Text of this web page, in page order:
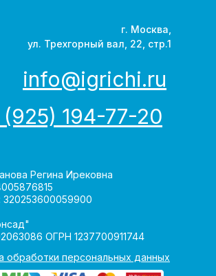
обработки персональных данных
г. Москва,
ул. Трехгорный вал, 22, стр.1
Регина Ирековна
ОГРН 1237700911744
(925) 194-77-20
info@igrichi.ru